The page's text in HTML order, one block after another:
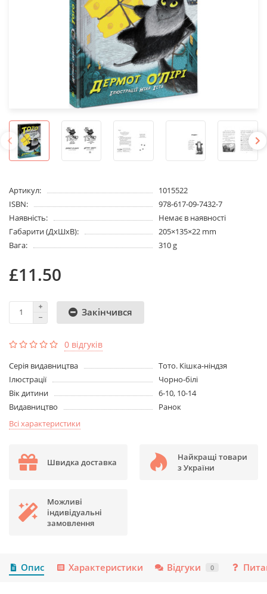
Артикул:
1015522
ISBN:
978-617-09-7432-7
Наявність:
Немає в наявності
Габарити (ДхШхВ):
205×135×22 mm
Вага:
310 g
£11.50
Закінчився
0 відгуків
Серія видавництва
Тото. Кішка-ніндзя
Ілюстрації
Чорно-білі
Вік дитини
6-10, 10-14
Видавництво
Ранок
Всі характеристики
Швидка доставка
Найкращі товари
з України
Можливі
індивідуальні
замовлення
Опис Характеристики Відгуки 0